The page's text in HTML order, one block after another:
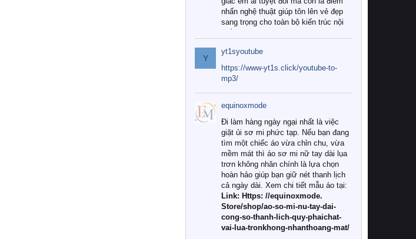
nhấn nghệ thuật giúp tôn lên vẻ đẹp
sang trọng cho toàn bộ kiến trúc nội
Tuy nhiên, giữa thị trường đa dạng
với vô vàn thương hiệu và mẫu mã
như hiện nay, làm thế nào để chọn
được những bộ chăn ga gối đệm cao
cấp thực sự chất lượng, phù hợp với
khí hậu và nhu cầu sử dụng của gia
đình? Hãy cùng chúng tôi đi tìm lời
giải đáp chi tiết qua bài viết dưới đây.
1. Tại sao các gia đình hiện đại lại ưa
chuộng chăn ga gối đệm cao cấp?
Khác với các dòng sản phẩm thông
thường, những bộ chăn ga gối đệm
cao cấp trải qua quy trình sản xuất
nghiêm ngặt từ khâu chọn lọc nguyên
liệu tự nhiên đến công nghệ dệt
nhuộm hiện đại không chứa hóa chất
Y
yt1syoutube
https://www-yt1s.click/youtube-to-
mp3/
equinoxmode
Đi làm hàng ngày ngại nhất là việc
giặt ủi sơ mi phức tạp. Nếu bạn đang
tìm một chiếc áo vừa chỉn chu, vừa
mềm mát thì áo sơ mi nữ tay dài lụa
trơn không nhăn chính là lựa chọn
hoàn hảo giúp bạn giữ nét thanh lịch
cả ngày dài. Xem chi tiết mẫu áo tại:
Link: Https: //equinoxmode.
Store/shop/ao-so-mi-nu-tay-dai-
cong-so-thanh-lich-quy-phaichat-
vai-lua-tronkhong-nhanthoang-mat/